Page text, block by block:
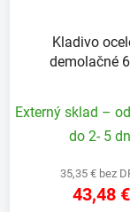
Kladivo
demolačné
Externý sklad –
do 2- 5
35,35 € bez
43,48 €